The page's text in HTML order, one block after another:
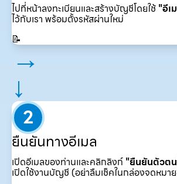
ไปที่หน้าลงทะเบียนและสร้างบัญชีโดยใช้ "อีเ
ไว้กับเรา พร้อมตั้งรหัสผ่านใหม่
📝→
↓
2
ยืนยันทางอีเมล
เปิดอีเมลของท่านและคลิกลิงก์ "ยืนยันตัวต
เปิดใช้งานบัญชี (อย่าลืมเช็คในกล่องจดหมา